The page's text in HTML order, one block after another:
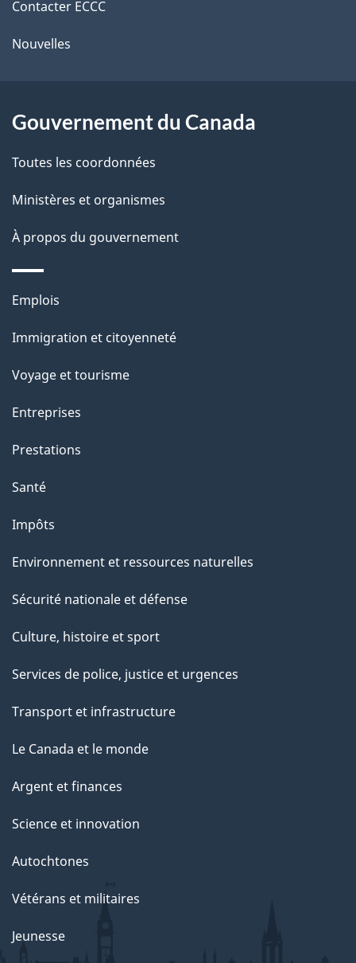
l
a
g
e
r
t
a
c
i
o
s
u
r
e
t
e
p
g
e
ce
site
Contacter ECCC
Nouvelles
Gouvernement du Canada
Toutes les coordonnées
Ministères et organismes
À propos du gouvernement
Thèmes
sujets
Emplois
Immigration et citoyenneté
Voyage et tourisme
Entreprises
Prestations
Santé
Impôts
Environnement et ressources naturelles
Sécurité nationale et défense
Culture, histoire et sport
Services de police, justice et urgences
Transport et infrastructure
Le Canada et le monde
Argent et finances
Science et innovation
Autochtones
Vétérans et militaires
Jeunesse